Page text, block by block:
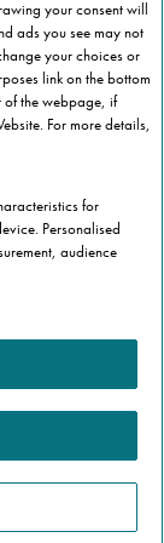
your consent will
ads you see may not
your choices or
link on the bottom
of the webpage, if
For more details,
for
Personalised
audience